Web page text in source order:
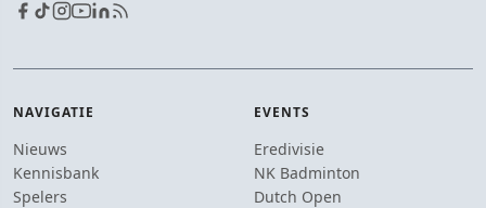
NAVIGATIE
Nieuws
Kennisbank
Spelers
EVENTS
Eredivisie
NK Badminton
Dutch Open